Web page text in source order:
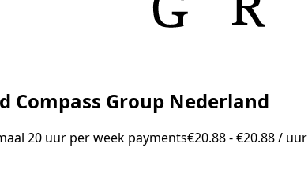
Compass Group Nederland
20 uur per week payments€20.88 - €20.88 / uur